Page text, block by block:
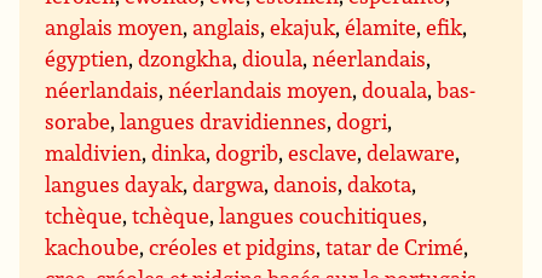
anglais moyen,anglais,ekajuk,élamite,efik,
égyptien,dzongkha,dioula,néerlandais,
néerlandais,néerlandais moyen,douala,bas-
sorabe,langues dravidiennes,dogri,
maldivien,dinka,dogrib,esclave,delaware,
langues dayak,dargwa,danois,dakota,
tchèque,tchèque,langues couchitiques,
kachoube,créoles et pidgins,tatar de Crimé,